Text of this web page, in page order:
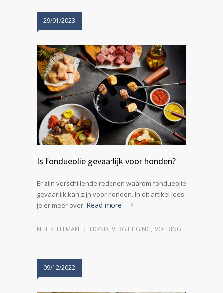
29/01/2023
Is fondueolie gevaarlijk voor honden?
Er zijn verschillende redenen waarom fondueolie
gevaarlijk kan zijn voor honden. In dit artikel lees
je er meer over. Read more
NEIL STELEMAN HOND, VERGIFTIGING, VOEDING
09/12/2022